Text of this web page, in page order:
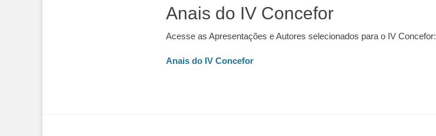
Anais do IV Concefor
Acesse as Apresentações e Autores selecionados para o IV Concefor:
Anais do IV Concefor